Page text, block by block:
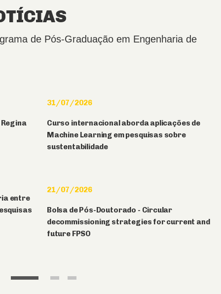
de Pós-Graduação em Engenharia de
entre
31/07/2026
Curso internacional aborda aplicações de
Machine Learning em pesquisas sobre
sustentabilidade
21/07/2026
Bolsa de Pós-Doutorado - Circular
decommissioning strategies for current and
future FPSO
1 2 3